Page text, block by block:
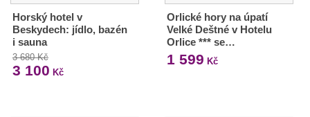
Horský hotel v
Beskydech: jídlo, bazén
i sauna
3 680 Kč
3 100 Kč
Orlické hory na úpatí
Velké Deštné v Hotelu
Orlice *** se…
1 599 Kč